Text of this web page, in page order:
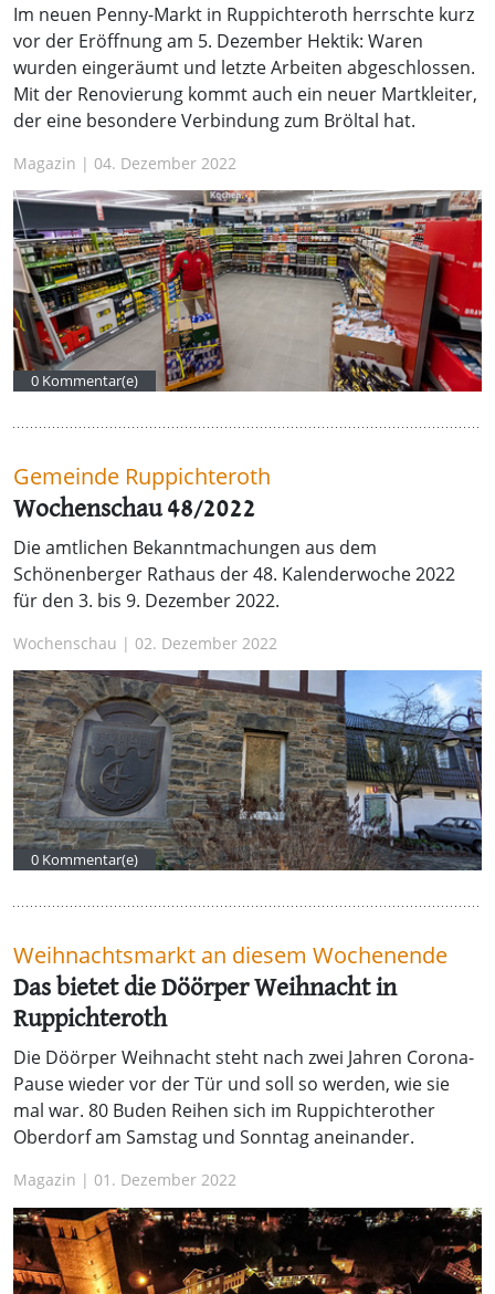
Im neuen Penny-Markt in Ruppichteroth herrschte kurz
vor der Eröffnung am 5. Dezember Hektik: Waren
wurden eingeräumt und letzte Arbeiten abgeschlossen.
Mit der Renovierung kommt auch ein neuer Martkleiter,
der eine besondere Verbindung zum Bröltal hat.
Magazin | 04. Dezember 2022
0 Kommentar(e)
Gemeinde Ruppichteroth
Wochenschau 48/2022
Die amtlichen Bekanntmachungen aus dem
Schönenberger Rathaus der 48. Kalenderwoche 2022
für den 3. bis 9. Dezember 2022.
Wochenschau | 02. Dezember 2022
0 Kommentar(e)
Weihnachtsmarkt an diesem Wochenende
Das bietet die Döörper Weihnacht in
Ruppichteroth
Die Döörper Weihnacht steht nach zwei Jahren Corona-
Pause wieder vor der Tür und soll so werden, wie sie
mal war. 80 Buden Reihen sich im Ruppichterother
Oberdorf am Samstag und Sonntag aneinander.
Magazin | 01. Dezember 2022